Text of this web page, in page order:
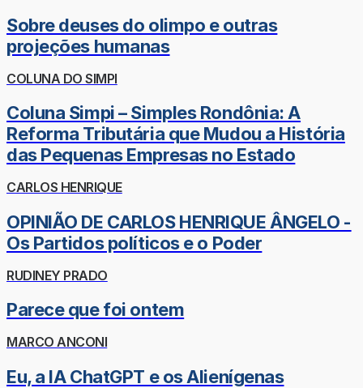
Sobre deuses do olimpo e outras
projeções humanas
COLUNA DO SIMPI
Coluna Simpi – Simples Rondônia: A
Reforma Tributária que Mudou a História
das Pequenas Empresas no Estado
CARLOS HENRIQUE
OPINIÃO DE CARLOS HENRIQUE ÂNGELO -
Os Partidos políticos e o Poder
RUDINEY PRADO
Parece que foi ontem
MARCO ANCONI
Eu, a IA ChatGPT e os Alienígenas